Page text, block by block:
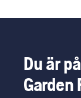
Du är
Garden